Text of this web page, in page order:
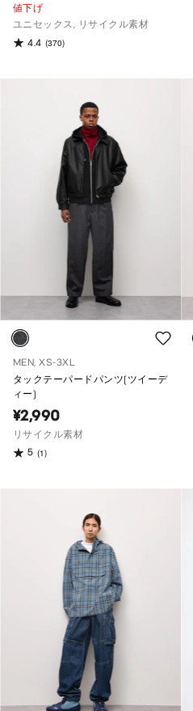
値下げ
ユニセックス, リサイクル素材
4.4 (370)
MEN, XS-3XL
タックテーパードパンツ(ツイーデ
ィー)
¥2,990
リサイクル素材
5 (1)